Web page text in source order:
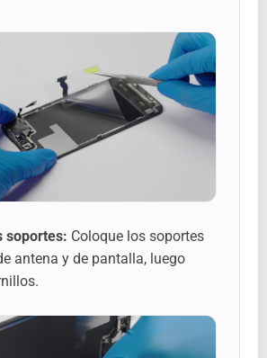
soportes: Coloque los soportes
antena y de pantalla, luego